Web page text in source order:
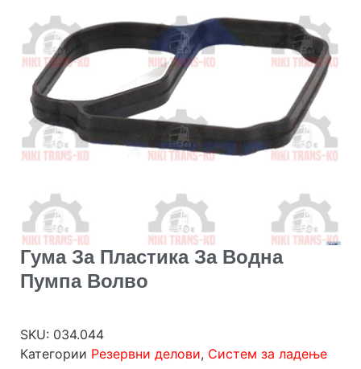
Гума За Пластика За Водна
Пумпа Волво
SKU: 034.044
Категории Резервни делови, Систем за ладење